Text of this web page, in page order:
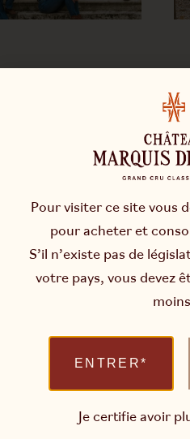
L’abus d’alcool est
Consommer avec modération.
Newsletter
Restons en contact et soyez
domaine
Pour visiter ce site vous
pour acheter et
S’il n’existe pas de
votre pays, vous devez
ENTRER*
Je certifie avoir